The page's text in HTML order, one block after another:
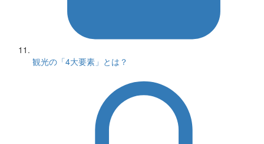
観光の「4大要素」とは？